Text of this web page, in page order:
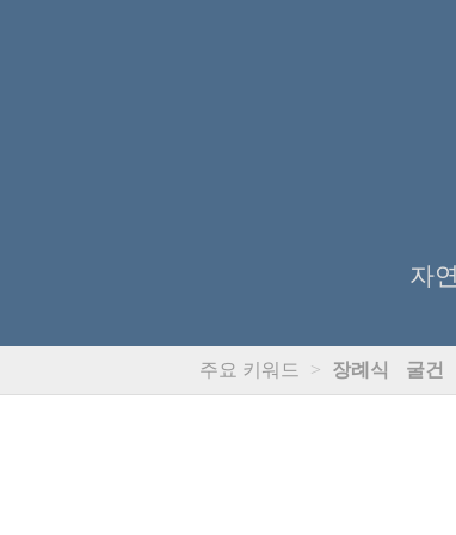
자연
주요 키워드 > 장례식 굴건